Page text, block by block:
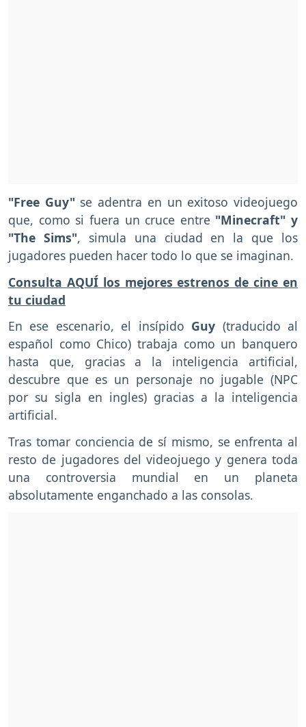
"Free Guy" se adentra en un exitoso videojuego
que, como si fuera un cruce entre "Minecraft" y
"The Sims", simula una ciudad en la que los
jugadores pueden hacer todo lo que se imaginan.
Consulta AQUÍ los mejores estrenos de cine en
tu ciudad
En ese escenario, el insípido Guy (traducido al
español como Chico) trabaja como un banquero
hasta que, gracias a la inteligencia artificial,
descubre que es un personaje no jugable (NPC
por su sigla en ingles) gracias a la inteligencia
artificial.
Tras tomar conciencia de sí mismo, se enfrenta al
resto de jugadores del videojuego y genera toda
una controversia mundial en un planeta
absolutamente enganchado a las consolas.